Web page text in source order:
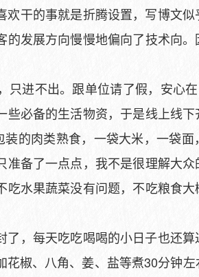
干的事就是折腾设置，写博文似
发展方向慢慢地偏向了技术向
进不出。跟单位请了假，安心在
必备的生活物资，于是线上线
的肉类熟食，一袋大米，一袋
备了一点点，我不是很理解大
水果蔬菜没有问题，不吃粮食
，每天吃吃喝喝的小日子也还算
椒、八角、姜、盐等煮30分钟